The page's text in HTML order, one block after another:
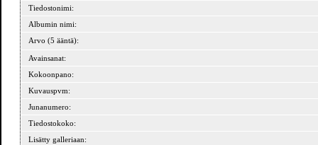
Tiedostonimi:
Albumin nimi:
Arvo (5 ääntä):
Avainsanat:
Kokoonpano:
Kuvauspvm:
Junanumero:
Tiedostokoko:
Lisätty galleriaan: